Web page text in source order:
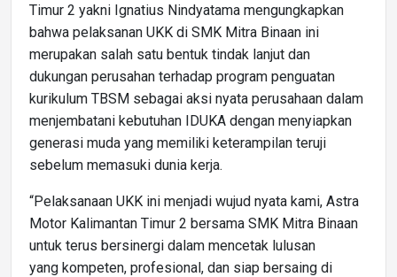
Timur 2 yakni Ignatius Nindyatama mengungkapkan
bahwa pelaksanan UKK di SMK Mitra Binaan ini
merupakan salah satu bentuk tindak lanjut dan
dukungan perusahan terhadap program penguatan
kurikulum TBSM sebagai aksi nyata perusahaan dalam
menjembatani kebutuhan IDUKA dengan menyiapkan
generasi muda yang memiliki keterampilan teruji
sebelum memasuki dunia kerja.
“Pelaksanaan UKK ini menjadi wujud nyata kami, Astra
Motor Kalimantan Timur 2 bersama SMK Mitra Binaan
untuk terus bersinergi dalam mencetak lulusan
yang kompeten, profesional, dan siap bersaing di